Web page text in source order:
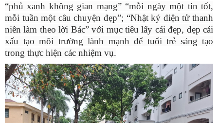
“phủ xanh không gian mạng” “mỗi ngày một tin tốt,
mỗi tuần một câu chuyện đẹp”; “Nhật ký điện tử thanh
niên làm theo lời Bác” với mục tiêu lấy cái đẹp, dẹp cái
xấu tạo môi trường lành mạnh để tuổi trẻ sáng tạo
trong thực hiện các nhiệm vụ.